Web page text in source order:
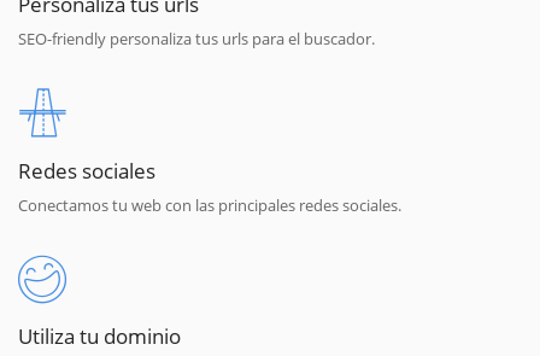
SEO-friendly personaliza tus urls para el buscador.
Redes sociales
Conectamos tu web con las principales redes sociales.
Utiliza tu dominio